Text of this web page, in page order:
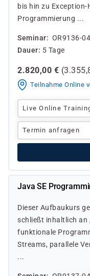
bis hin zu
Programmierung ...
Seminar
OR9136-04
Dauer
5 Tage
2.820,00 € (
Teilnahme Online
Live Online
Termin anfragen
Java SE
Dieser Aufbaukurs
schließt inhaltlich an
funktionale
Streams, parallele
...